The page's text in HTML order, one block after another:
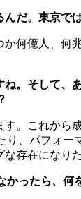
だ。東京で
何億人、何
。そして、
。これから
り、パフォー
存在になり
ったら、何